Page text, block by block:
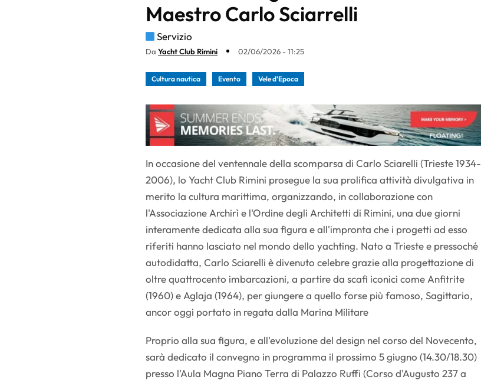
Maestro Carlo Sciarrelli
Servizio
Da Yacht Club Rimini 02/06/2026 - 11:25
Cultura nautica Evento Vele d'Epoca
In occasione del ventennale della scomparsa di Carlo Sciarelli (Trieste 1934-
2006), lo Yacht Club Rimini prosegue la sua prolifica attività divulgativa in
merito la cultura marittima, organizzando, in collaborazione con
l'Associazione Archirì e l'Ordine degli Architetti di Rimini, una due giorni
interamente dedicata alla sua figura e all'impronta che i progetti ad esso
riferiti hanno lasciato nel mondo dello yachting. Nato a Trieste e pressoché
autodidatta, Carlo Sciarelli è divenuto celebre grazie alla progettazione di
oltre quattrocento imbarcazioni, a partire da scafi iconici come Anfitrite
(1960) e Aglaja (1964), per giungere a quello forse più famoso, Sagittario,
ancor oggi portato in regata dalla Marina Militare
Proprio alla sua figura, e all'evoluzione del design nel corso del Novecento,
sarà dedicato il convegno in programma il prossimo 5 giugno (14.30/18.30)
presso l'Aula Magna Piano Terra di Palazzo Ruffi (Corso d'Augusto 237 a